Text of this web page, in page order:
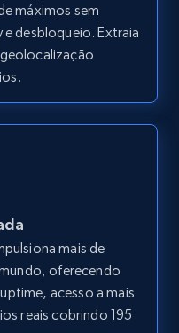
Comece grátis
articles by
Post
Comece grátis
by Profile
máximos sem
desbloqueio. Extraia
mais de
oferecendo
acesso a mais
reais cobrindo 195